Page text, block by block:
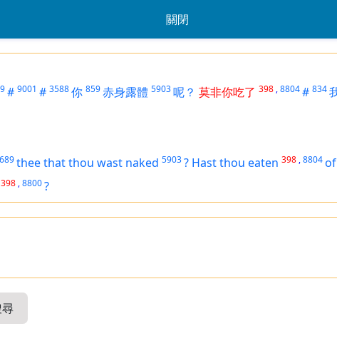
關閉
# 9001 # 3588你 859赤身露體 5903呢？ 莫非你吃了 398 ,8804# 834
thee that thou wast naked 5903? Hast thou eaten 398 ,8804
398 ,8800?